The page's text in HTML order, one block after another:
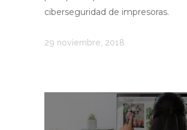
ciberseguridad de impresoras.
29 noviembre, 2018